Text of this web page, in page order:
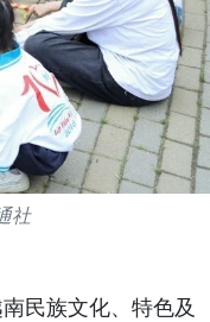
社
民族文化、特色及